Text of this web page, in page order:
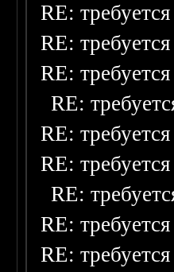
RE:
RE:
RE:
RE:
RE:
RE:
RE:
RE:
RE: